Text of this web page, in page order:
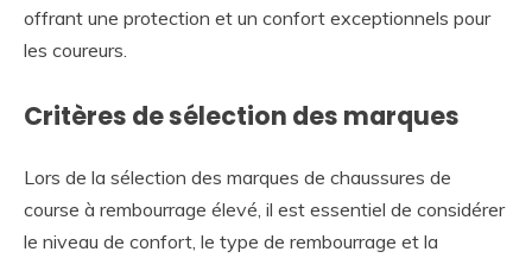
offrant une protection et un confort exceptionnels pour
les coureurs.
Critères de sélection des marques
Lors de la sélection des marques de chaussures de
course à rembourrage élevé, il est essentiel de considérer
le niveau de confort, le type de rembourrage et la